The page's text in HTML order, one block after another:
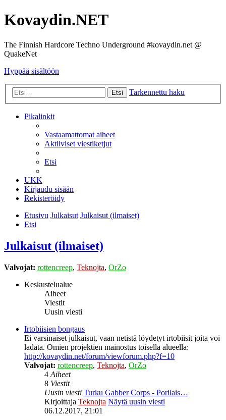
Kovaydin.NET
The Finnish Hardcore Techno Underground #kovaydin.net @
QuakeNet
Hyppää sisältöön
Etsi Tarkennettu haku
Pikalinkit
Vastaamattomat aiheet
Aktiiviset viestiketjut
Etsi
UKK
Kirjaudu sisään
Rekisteröidy
Etusivu Julkaisut Julkaisut (ilmaiset)
Etsi
Julkaisut (ilmaiset)
Valvojat: rottencreep, Teknojta, OrZo
Keskustelualue
Aiheet
Viestit
Uusin viesti
Irtobiisien bongaus
Ei varsinaiset julkaisut, vaan netistä löydetyt irtobiisit joita voi
ladata. Omien projektien mainostus toisella alueella:
http://kovaydin.net/forum/viewforum.php?f=10
Valvojat: rottencreep, Teknojta, OrZo
4 Aiheet
8 Viestit
Uusin viesti Turku Gabber Corps - Porilais…
Kirjoittaja Teknojta Näytä uusin viesti
06.12.2017, 21:01